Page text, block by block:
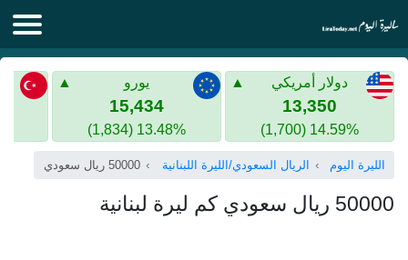
الليرة اليوم
الليرة السورية
الذهب في سوريا
الليرة التركية
الليرة التركية
الذهب في تركيا
اليورو الى الليرة التركية
دولار أمريكي
13,350
14.59% (1,700)
يورو
15,434
13.48% (1,834)
الليرة اليوم الريال السعودي/الليرة اللبنانية 50000 ريال سعودي
50000 ريال سعودي كم ليرة لبنانية